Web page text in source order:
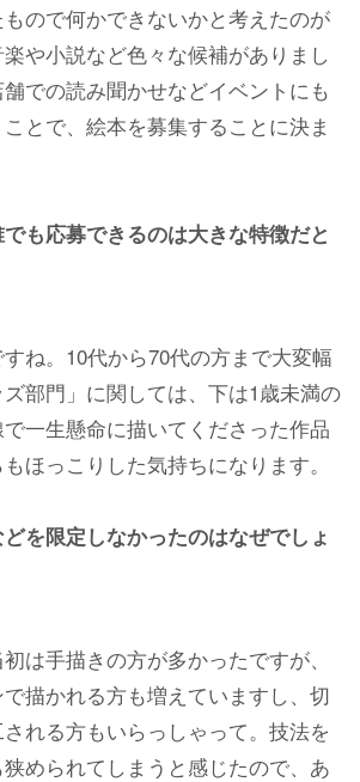
ので何かできないかと考えたのが
や小説など色々な候補がありまし
での読み聞かせなどイベントにも
とで、絵本を募集することに決ま
も応募できるのは大きな特徴だと
ね。10代から70代の方まで大変幅
部門」に関しては、下は1歳未満の
一生懸命に描いてくださった作品
ほっこりした気持ちになります。
を限定しなかったのはなぜでしょ
は手描きの方が多かったですが、
描かれる方も増えていますし、切
れる方もいらっしゃって。技法を
められてしまうと感じたので、あ